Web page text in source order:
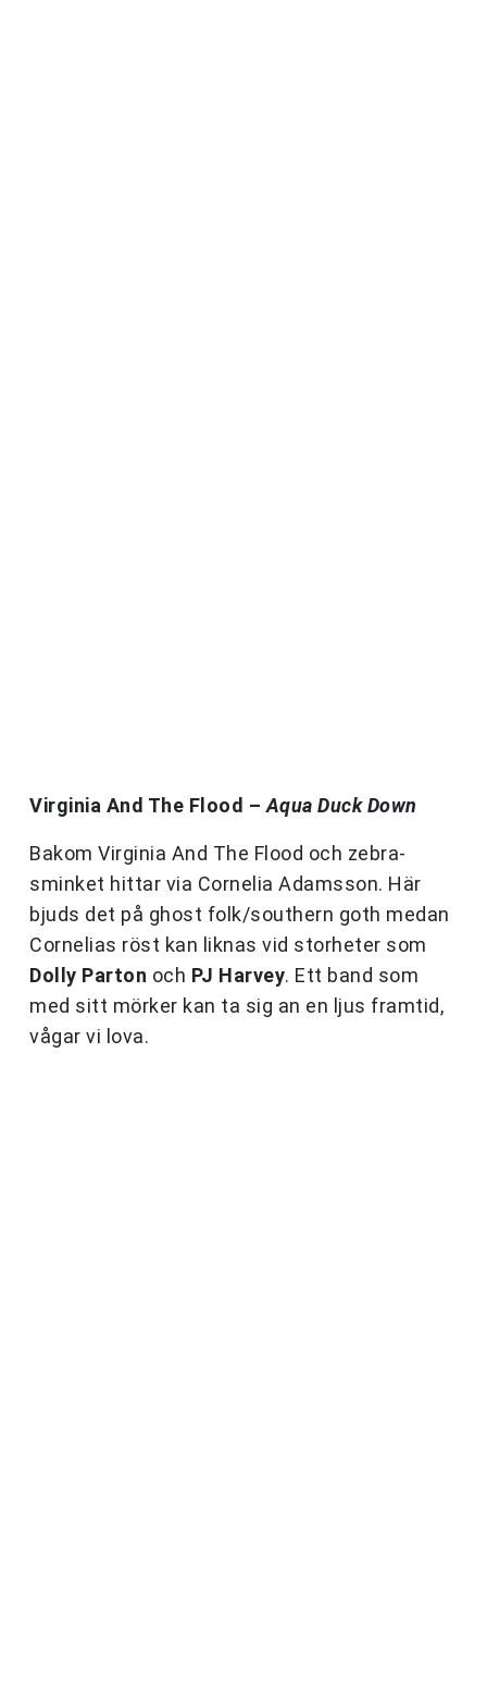
Virginia And The Flood –Aqua Duck Down
Bakom Virginia And The Flood och zebra-
sminket hittar via Cornelia Adamsson. Här
bjuds det på ghost folk/southern goth medan
Cornelias röst kan liknas vid storheter som
Dolly Parton och PJ Harvey. Ett band som
med sitt mörker kan ta sig an en ljus framtid,
vågar vi lova.